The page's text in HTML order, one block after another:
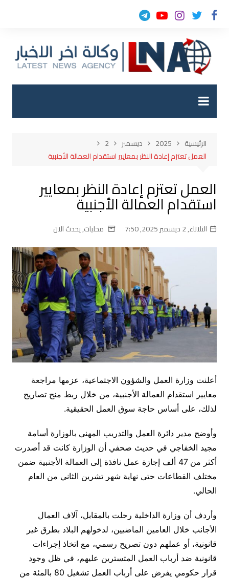
التجاوز
الرئيسية 2025 ديسمبر
2
العمل تعتزم إعادة النظر بمعايير استقدام العمالة الأجنبية
العمل تعتزم إعادة النظر بمعايير
استقدام العمالة الأجنبية
الثلاثاء, 2 ديسمبر 2025, 7:50 محليات,يحدث الان
أعلنت وزارة العمل والشؤون الاجتماعية، عزمها مراجعة
معايير استقدام العمالة الأجنبية، من خلال ربط منح تصاريح
لذلك، على أساس حاجة سوق العمل الحقيقية.
وأوضح مدير دائرة العمل والتدريب المهني بالوزارة أسامة
مجيد الخفاجي في حديث صحفي أن الوزارة كانت قد أصدرت
أكثر من 47 ألف إجازة عمل نافذة إلى العمالة الأجنبية ضمن
مختلف القطاعات حتى نهاية شهر تشرين الثاني من العام
الحالي.
وأردف أن وزارة الداخلية رحلت بالمقابل، آلاف العمال
الأجانب خلال العامين الماضيين، لدخولهم البلاد بطرق غير
قانونية، أو عملهم دون تصريح رسمي، مع اتخاذ إجراءات
قانونية ضد أرباب العمل المتسترين عليهم، في ظل وجود
قرار حكومي يفرض على أرباب العمل تشغيل 80 بالمئة من